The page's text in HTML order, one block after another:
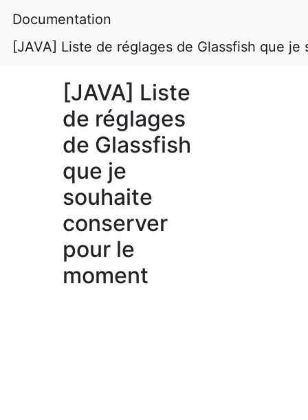
Documentation
[JAVA] Liste de réglages de Glassfish que
[JAVA] Liste
de réglages
de Glassfish
que je
souhaite
conserver
pour le
moment